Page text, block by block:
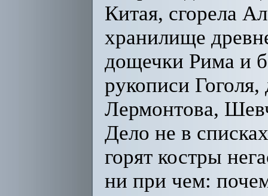
Китая, сгорела
хранилище
дощечки Рима и
рукописи
Лермонтова,
Дело не в
горят костры
ни при чем: